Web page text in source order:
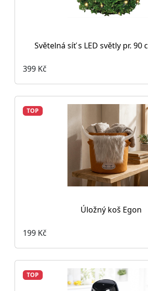
Světelná síť s LED světly pr. 90
399 Kč
TOP
Úložný koš Egon
199 Kč
TOP